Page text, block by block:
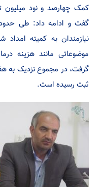
کمک چهارصد و نود
گفت و ادامه داد: طی
نیازمندان به کمیته
موضوعاتی مانند هزینه
گرفت، در مجموع نزدیک به
ثبت رسیده است.